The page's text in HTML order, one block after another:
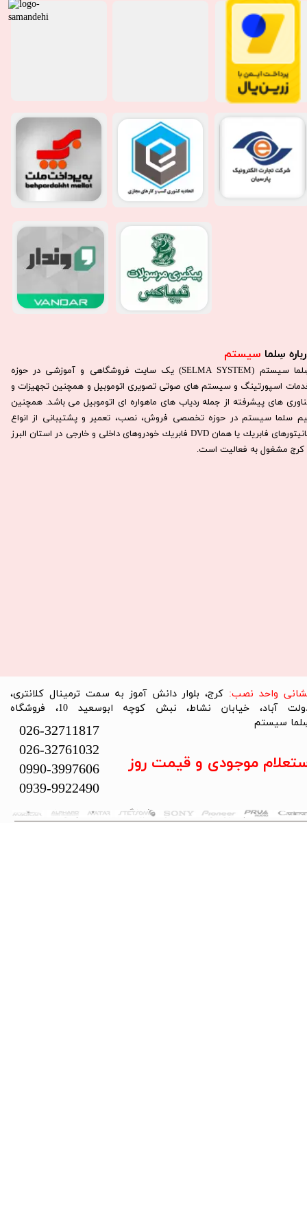
سِلما سیستم​​​​​​​
سِلما سيستم (SELMA SYSTEM) یک سایت فروشگاهی و آموزشی در حوزه
اسپورتینگ و سیستم های صوتی تصویری اتوموبیل و همچنین تجهیزات و
های پیشرفته از جمله ردیاب های ماهواره ای اتوموبیل می باشد. همچنين
سلما سيستم در حوزه تخصصی فروش، نصب، تعمير و پشتيبانی از انواع
مانيتورهای فابريك يا همان DVD فابريك خودروهای داخلی و خارجی در استان البرز
كرج مشغول به فعاليت است.​​​​​​​
تمام حقوق این سایت متعلق به فروشگاه سلما سیستم می‌باشد.
واحد نصب: کرج، بلوار دانش آموز به سمت ترمینال کلانتری،
دولت آباد، خیابان نشاط، نبش کوچه ابوسعید 10، فروشگاه
سیستم​​​​​​​
026-32711817
026-32761032
0990-3997606
0939-9922490
موجودی و قیمت روز